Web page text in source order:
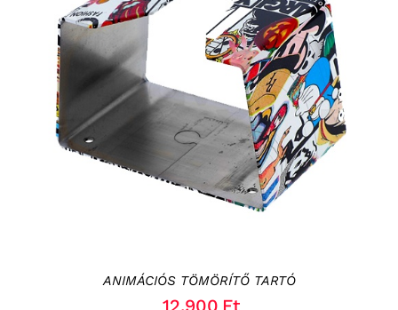
KOSÁRBA TESZEM RÉSZLETEK
ANIMÁCIÓS TÖMÖRÍTŐ TARTÓ
12.900 Ft